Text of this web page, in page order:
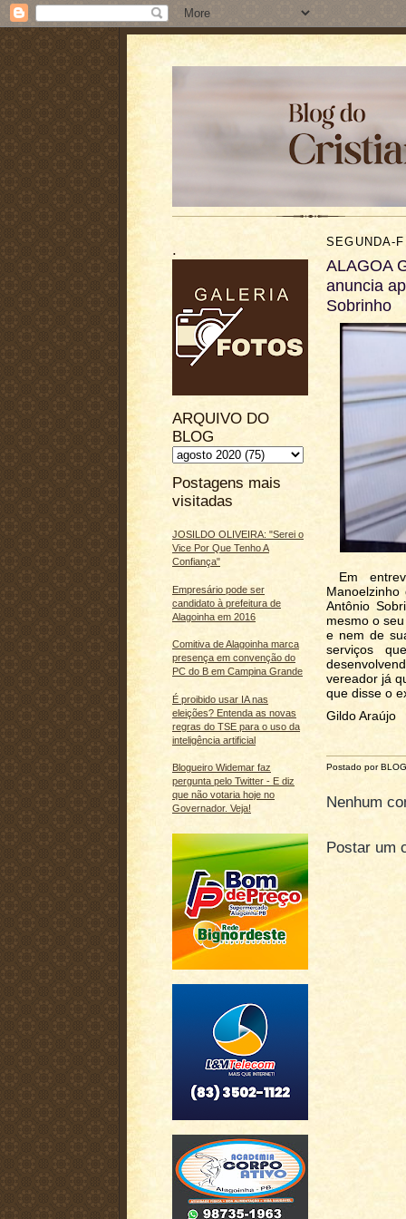
.
ARQUIVO DO
BLOG
Postagens mais
visitadas
JOSILDO OLIVEIRA: "Serei o
Vice Por Que Tenho A
Confiança"
Empresário pode ser
candidato à prefeitura de
Alagoinha em 2016
Comitiva de Alagoinha marca
presença em convenção do
PC do B em Campina Grande
É proibido usar IA nas
eleições? Entenda as novas
regras do TSE para o uso da
inteligência artificial
Blogueiro Widemar faz
pergunta pelo Twitter - E diz
que não votaria hoje no
Governador. Veja!
SEGUNDA-
ALAGOA
anuncia
Sobrinho
Em
Antônio
mesmo o
e nem de
serviços
vereador já
que disse o
Gildo Araújo
Postado por
Nenhum
Postar um